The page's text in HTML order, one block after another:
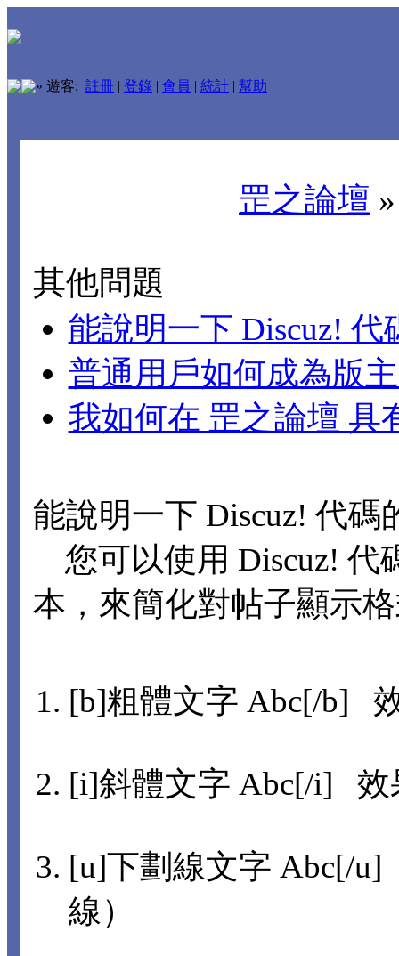
» 遊客: 註冊 | 登錄 | 會員 | 統計 | 幫助
罡之論壇
其他問題
能說明一下 Discuz! 代
普通用戶如何成為版
我如何在 罡之論壇 具
能說明一下 Discuz! 代碼
您可以使用 Discuz! 代
本，來簡化對帖子顯示
[b]粗體文字 Abc[/b]
[i]斜體文字 Abc[/i] 效
[u]下劃線文字 Abc[/
線）